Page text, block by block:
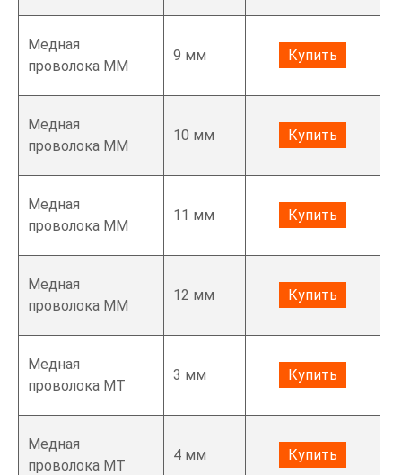
Медная
проволока ММ
9 мм Купить
Медная
проволока ММ
10 мм Купить
Медная
проволока ММ
11 мм Купить
Медная
проволока ММ
12 мм Купить
Медная
проволока МТ
3 мм Купить
Медная
проволока МТ
4 мм Купить